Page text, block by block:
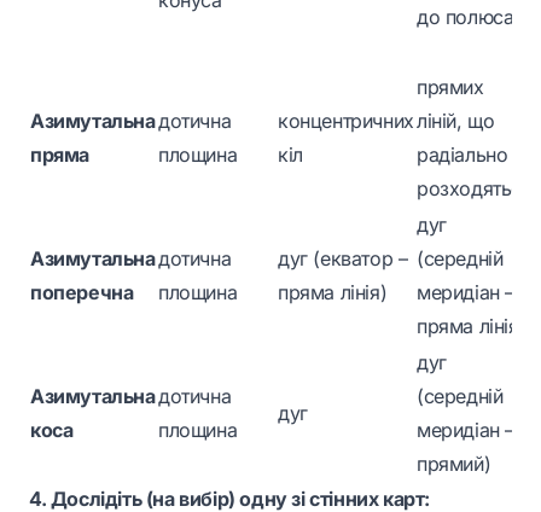
до полюса
Азимутальна
пряма
дотична
площина
концентричних
кіл
прямих
ліній, що
радіально
розходяться
Азимутальна
поперечна
дотична
площина
дуг (екватор –
пряма лінія)
дуг
(середній
меридіан –
пряма лінія)
Азимутальна
коса
дотична
площина
дуг
дуг
(середній
меридіан –
прямий)
4. Дослідіть (на вибір) одну зі стінних карт: